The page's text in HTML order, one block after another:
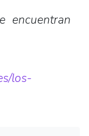
encuentran
los-